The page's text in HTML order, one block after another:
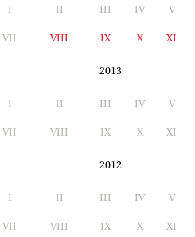
I II III IV V
VII VIII IX X XI
2013
I II III IV V
VII VIII IX X XI
2012
I II III IV V
VII VIII IX X XI